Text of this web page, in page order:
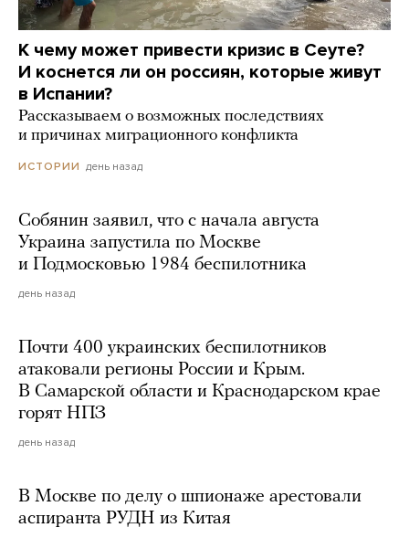
К чему может привести кризис в Сеуте?
И коснется ли он россиян, которые живут
в Испании?
Рассказываем о возможных последствиях
и причинах миграционного конфликта
ИСТОРИИ день назад
Собянин заявил, что с начала августа
Украина запустила по Москве
и Подмосковью 1984 беспилотника
день назад
Почти 400 украинских беспилотников
атаковали регионы России и Крым.
В Самарской области и Краснодарском крае
горят НПЗ
день назад
В Москве по делу о шпионаже арестовали
аспиранта РУДН из Китая